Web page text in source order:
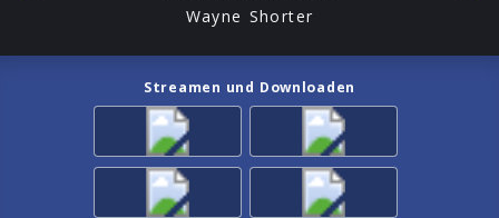
Wayne Shorter
Streamen und Downloaden